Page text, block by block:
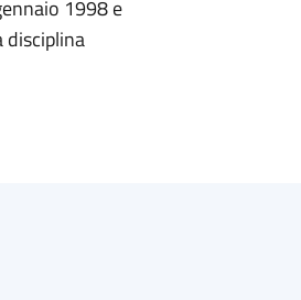
1998 e
disciplina